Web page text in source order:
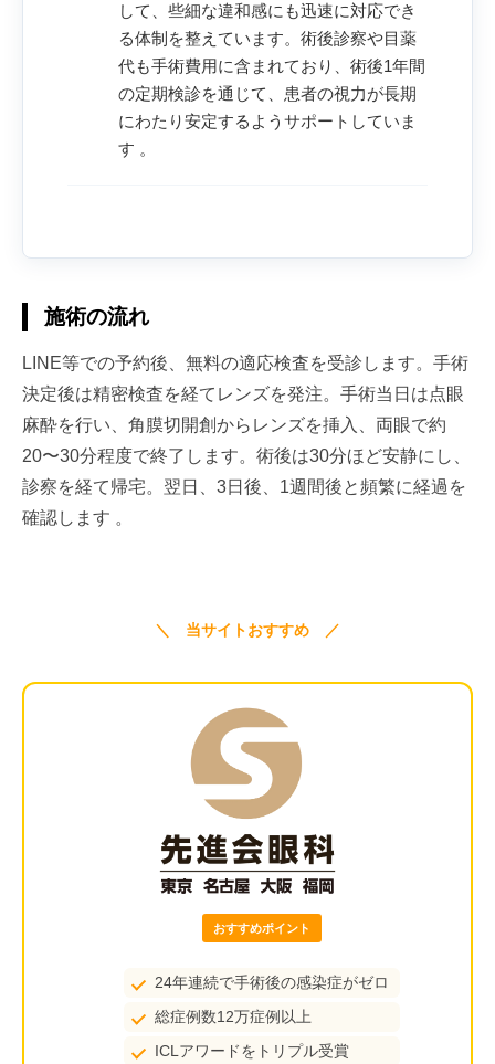
して、些細な違和感にも迅速に対応でき
る体制を整えています。術後診察や目薬
代も手術費用に含まれており、術後1年間
の定期検診を通じて、患者の視力が長期
にわたり安定するようサポートしていま
す 。
施術の流れ
LINE等での予約後、無料の適応検査を受診します。手術
決定後は精密検査を経てレンズを発注。手術当日は点眼
麻酔を行い、角膜切開創からレンズを挿入、両眼で約
20〜30分程度で終了します。術後は30分ほど安静にし、
診察を経て帰宅。翌日、3日後、1週間後と頻繁に経過を
確認します 。
＼ 当サイトおすすめ ／
おすすめポイント
24年連続で手術後の感染症がゼロ
総症例数12万症例以上
ICLアワードをトリプル受賞